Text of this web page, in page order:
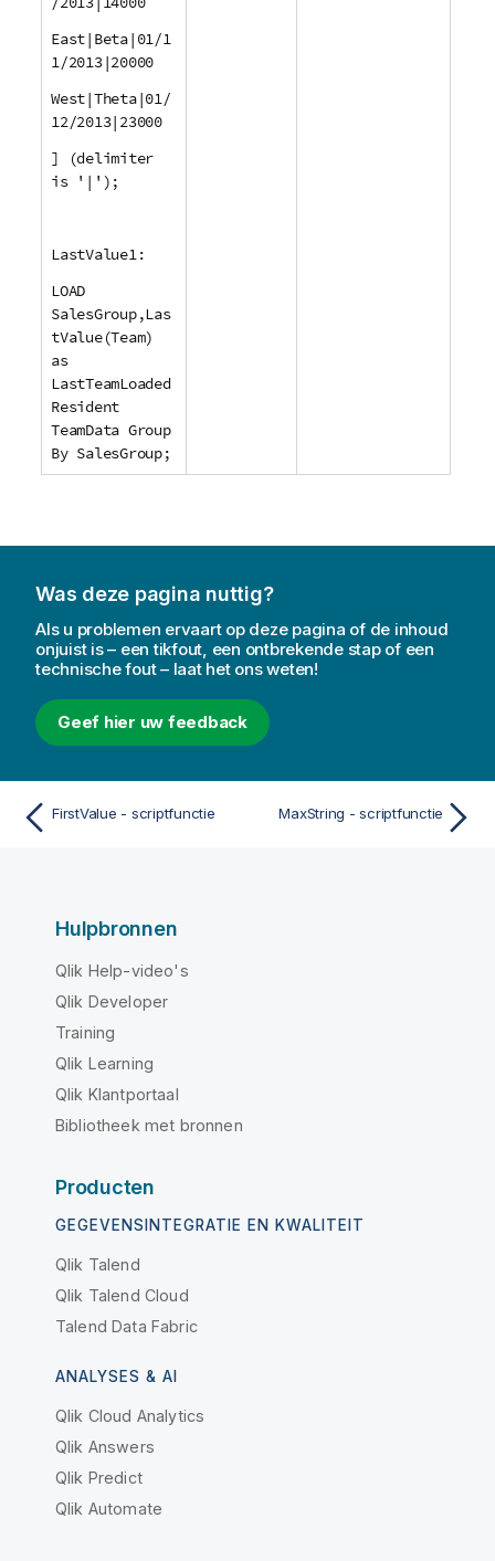
East|Beta|01/1
1/2013|20000
West|Theta|01/
12/2013|23000
] (delimiter
is '|');
LastValue1:
LOAD
SalesGroup,Las
tValue(Team)
as
LastTeamLoaded
Resident
TeamData Group
By SalesGroup;
Was deze pagina nuttig?
Als u problemen ervaart op deze pagina of de inhoud
onjuist is – een tikfout, een ontbrekende stap of een
technische fout – laat het ons weten!
Geef hier uw feedback
FirstValue - scriptfunctie MaxString - scriptfunctie
Hulpbronnen
Qlik Help-video's
Qlik Developer
Training
Qlik Learning
Qlik Klantportaal
Bibliotheek met bronnen
Producten
GEGEVENSINTEGRATIE EN KWALITEIT
Qlik Talend
Qlik Talend Cloud
Talend Data Fabric
ANALYSES & AI
Qlik Cloud Analytics
Qlik Answers
Qlik Predict
Qlik Automate